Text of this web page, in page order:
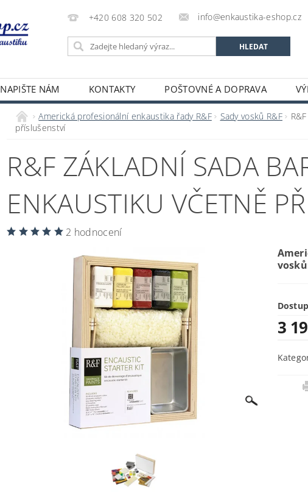
+420 608 320 502 info@enkaustika-eshop.cz
NAPIŠTE NÁM KONTAKTY POŠTOVNÉ A DOPRAVA
Americká profesionální enkaustika řady R&F Sady vosků R&F
příslušenství
R&F ZÁKLADNÍ SADA
ENKAUSTIKU VČETNĚ
2 hodnocení
3